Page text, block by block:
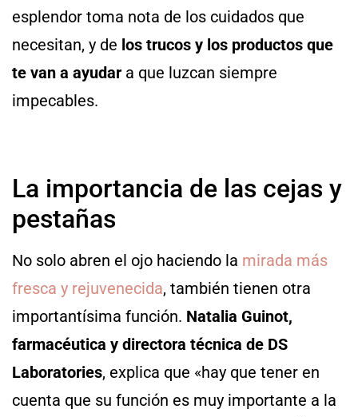
esplendor toma nota de los cuidados que
necesitan, y de los trucos y los productos que
te van a ayudar a que luzcan siempre
impecables.
La importancia de las cejas y
pestañas
No solo abren el ojo haciendo la mirada más
fresca y rejuvenecida, también tienen otra
importantísima función. Natalia Guinot,
farmacéutica y directora técnica de DS
Laboratories, explica que «hay que tener en
cuenta que su función es muy importante a la